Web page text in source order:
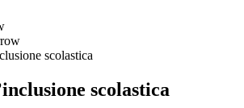
scolastica
scolastica